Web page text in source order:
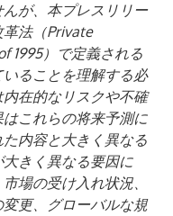
が、本プレスリリー
革法（Private
1995）で定義される
ることを理解する必
在的なリスクや不確
これらの将来予測に
内容と大きく異なる
きく異なる要因に
場の受け入れ状況、
更、グローバルな規